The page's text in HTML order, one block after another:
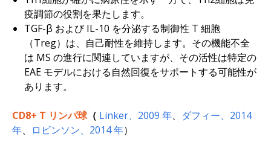
疫調節の役割を果たします。
TGF-β および IL-10 を分泌する制御性 T 細胞
（Treg）は、自己耐性を維持します。その機能不全
は MS の進行に関連していますが、その活性は特定の
EAE モデルにおける自然回復をサポートする可能性が
あります。
CD8+ T リンパ球（ Linker、2009 年、 ダフィー、2014
年、 ロビンソン、2014 年）